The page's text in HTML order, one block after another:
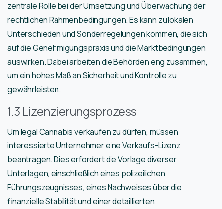
zentrale Rolle bei der Umsetzung und Überwachung der
rechtlichen Rahmenbedingungen. Es kann zu lokalen
Unterschieden und Sonderregelungen kommen, die sich
auf die Genehmigungspraxis und die Marktbedingungen
auswirken. Dabei arbeiten die Behörden eng zusammen,
um ein hohes Maß an Sicherheit und Kontrolle zu
gewährleisten.
1.3 Lizenzierungsprozess
Um legal Cannabis verkaufen zu dürfen, müssen
interessierte Unternehmer eine Verkaufs-Lizenz
beantragen. Dies erfordert die Vorlage diverser
Unterlagen, einschließlich eines polizeilichen
Führungszeugnisses, eines Nachweises über die
finanzielle Stabilität und einer detaillierten